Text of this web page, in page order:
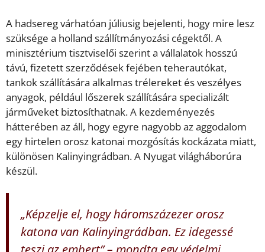
A hadsereg várhatóan júliusig bejelenti, hogy mire lesz
szüksége a holland szállítmányozási cégektől. A
minisztérium tisztviselői szerint a vállalatok hosszú
távú, fizetett szerződések fejében teherautókat,
tankok szállítására alkalmas trélereket és veszélyes
anyagok, például lőszerek szállítására specializált
járműveket biztosíthatnak. A kezdeményezés
hátterében az áll, hogy egyre nagyobb az aggodalom
egy hirtelen orosz katonai mozgósítás kockázata miatt,
különösen Kalinyingrádban. A Nyugat világháborúra
készül.
„Képzelje el, hogy háromszázezer orosz
katona van Kalinyingrádban. Ez idegessé